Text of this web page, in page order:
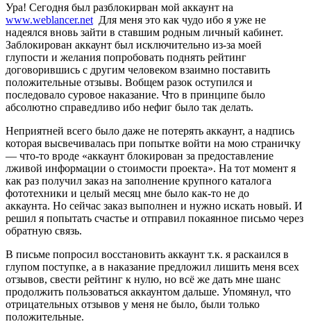
Ура! Сегодня был разблокирван мой аккаунт на
www.weblancer.net Для меня это как чудо ибо я уже не
надеялся вновь зайти в ставшим родным личный кабинет.
Заблокирован аккаунт был исключительно из-за моей
глупости и желания попробовать поднять рейтинг
договорившись с другим человеком взаимно поставить
положительные отзывы. Вобщем разок оступился и
последовало суровое наказание. Что в принципе было
абсолютно справедливо ибо нефиг было так делать.
Неприятней всего было даже не потерять аккаунт, а надпись
которая высвечивалась при попытке войти на мою страничку
— что-то вроде «аккаунт блокирован за предоставление
лживой информации о стоимости проекта». На тот момент я
как раз получил заказ на заполнение крупного каталога
фототехники и целый месяц мне было как-то не до
аккаунта. Но сейчас заказ выполнен и нужно искать новый. И
решил я попытать счастье и отправил покаянное письмо через
обратную связь.
В письме попросил восстановить аккаунт т.к. я раскаился в
глупом поступке, а в наказание предложил лишить меня всех
отзывов, свести рейтинг к нулю, но всё же дать мне шанс
продолжить пользоваться аккаунтом дальше. Упомянул, что
отрицательных отзывов у меня не было, были только
положительные.